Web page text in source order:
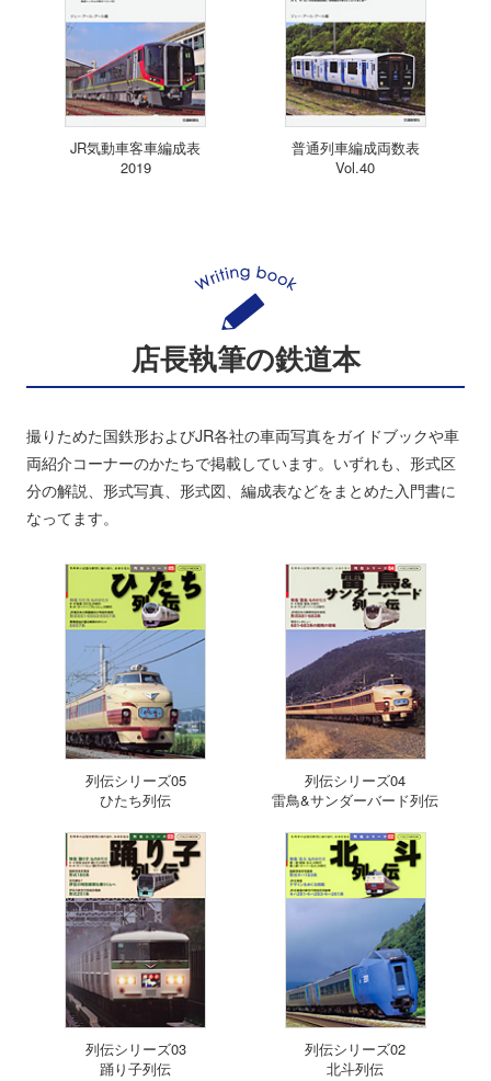
JR気動車客車編成表
2019
普通列車編成両数表
Vol.40
店長執筆の鉄道本
撮りためた国鉄形およびJR各社の車両写真をガイドブックや車
両紹介コーナーのかたちで掲載しています。いずれも、形式区
分の解説、形式写真、形式図、編成表などをまとめた入門書に
なってます。
列伝シリーズ05
ひたち列伝
列伝シリーズ04
雷鳥&サンダーバード列伝
列伝シリーズ03
踊り子列伝
列伝シリーズ02
北斗列伝